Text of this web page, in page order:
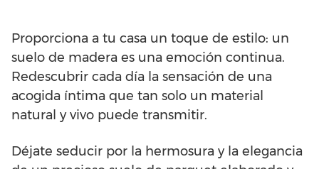
Proporciona a tu casa un toque de estilo: un
suelo de madera es una emoción continua.
Redescubrir cada día la sensación de una
acogida íntima que tan solo un material
natural y vivo puede transmitir.
Déjate seducir por la hermosura y la elegancia